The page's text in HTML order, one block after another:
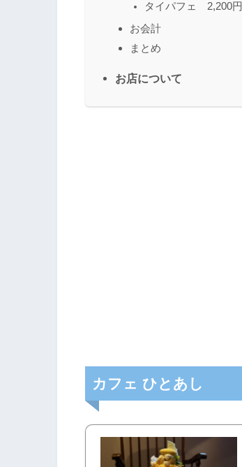
タイパフェ 2,200円
お会計
まとめ
お店について
カフェ ひとあし